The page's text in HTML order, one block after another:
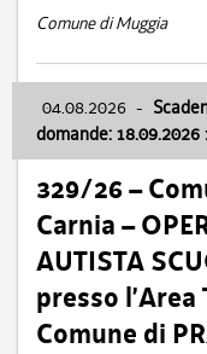
Comune di Muggia
04.08.2026 -
domande: 18.09.2026
329/26 –
Carnia –
AUTISTA
presso
Comune di